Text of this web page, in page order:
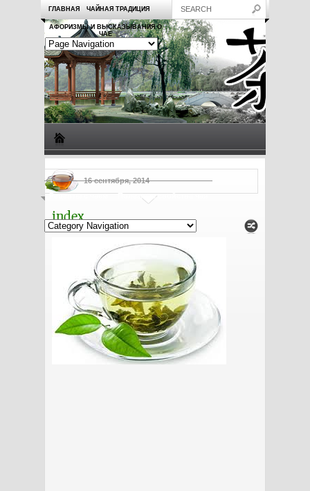
ГЛАВНАЯ ЧАЙНАЯ ТРАДИЦИЯ
АФОРИЗМЫ И ВЫСКАЗЫВАНИЯ О
ЧАЕ
Рецепты с чаем Полезные свойства чая
16 сентября, 2014
index